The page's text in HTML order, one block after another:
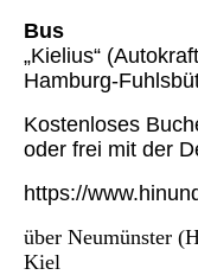
Bus
„Kielius“
Hamburg-
Kostenloses
oder frei mit der
https://
über Neumünster
Kiel